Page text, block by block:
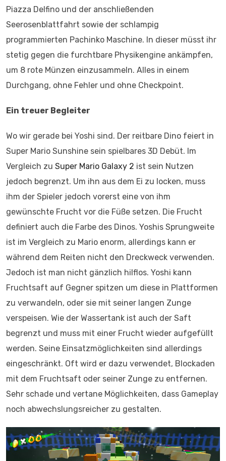
Piazza Delfino und der anschließenden
Seerosenblattfahrt sowie der schlampig
programmierten Pachinko Maschine. In dieser müsst ihr
stetig gegen die furchtbare Physikengine ankämpfen,
um 8 rote Münzen einzusammeln. Alles in einem
Durchgang, ohne Fehler und ohne Checkpoint.
Ein treuer Begleiter
Wo wir gerade bei Yoshi sind. Der reitbare Dino feiert in
Super Mario Sunshine sein spielbares 3D Debüt. Im
Vergleich zu Super Mario Galaxy 2 ist sein Nutzen
jedoch begrenzt. Um ihn aus dem Ei zu locken, muss
ihm der Spieler jedoch vorerst eine von ihm
gewünschte Frucht vor die Füße setzen. Die Frucht
definiert auch die Farbe des Dinos. Yoshis Sprungweite
ist im Vergleich zu Mario enorm, allerdings kann er
während dem Reiten nicht den Dreckweck verwenden.
Jedoch ist man nicht gänzlich hilflos. Yoshi kann
Fruchtsaft auf Gegner spitzen um diese in Plattformen
zu verwandeln, oder sie mit seiner langen Zunge
verspeisen. Wie der Wassertank ist auch der Saft
begrenzt und muss mit einer Frucht wieder aufgefüllt
werden. Seine Einsatzmöglichkeiten sind allerdings
eingeschränkt. Oft wird er dazu verwendet, Blockaden
mit dem Fruchtsaft oder seiner Zunge zu entfernen.
Sehr schade und vertane Möglichkeiten, dass Gameplay
noch abwechslungsreicher zu gestalten.